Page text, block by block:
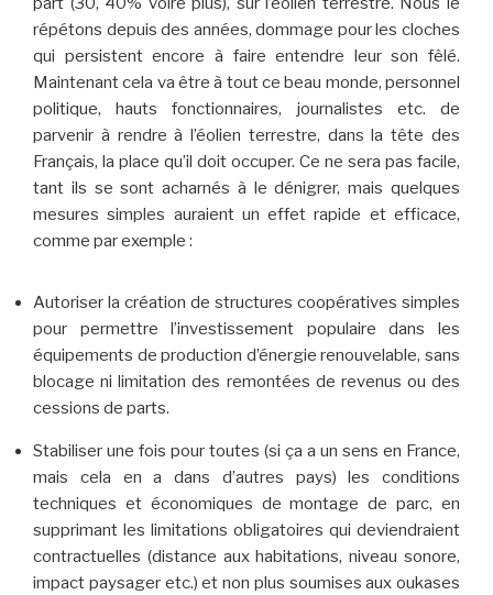
répétons depuis des années, dommage pour les cloches
qui persistent encore à faire entendre leur son fêlé.
Maintenant cela va être à tout ce beau monde, personnel
politique, hauts fonctionnaires, journalistes etc. de
parvenir à rendre à l’éolien terrestre, dans la tête des
Français, la place qu’il doit occuper. Ce ne sera pas facile,
tant ils se sont acharnés à le dénigrer, mais quelques
mesures simples auraient un effet rapide et efficace,
comme par exemple :
Autoriser la création de structures coopératives simples
pour permettre l’investissement populaire dans les
équipements de production d’énergie renouvelable, sans
blocage ni limitation des remontées de revenus ou des
cessions de parts.
Stabiliser une fois pour toutes (si ça a un sens en France,
mais cela en a dans d’autres pays) les conditions
techniques et économiques de montage de parc, en
supprimant les limitations obligatoires qui deviendraient
contractuelles (distance aux habitations, niveau sonore,
impact paysager etc.) et non plus soumises aux oukases